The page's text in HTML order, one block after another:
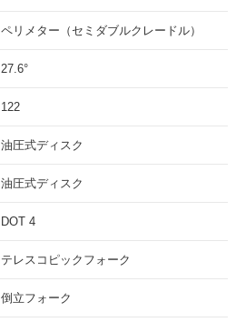
ペリメター（セミダブルクレードル）
27.6°
122
油圧式ディスク
油圧式ディスク
DOT 4
テレスコピックフォーク
倒立フォーク